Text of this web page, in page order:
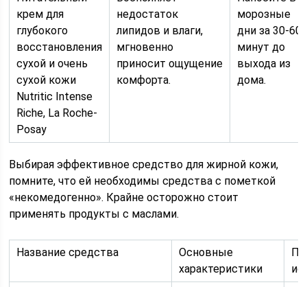
крем для
глубокого
восстановления
cухой и очень
сухой кожи
Nutritic Intense
Riche, La Roche-
Posay
недостаток
липидов и влаги,
мгновенно
приносит ощущение
комфорта.
морозные
дни за 30-60
минут до
выхода из
дома.
Выбирая эффективное средство для жирной кожи,
помните, что ей необходимы средства с пометкой
«некомедогенно». Крайне осторожно стоит
применять продукты с маслами.
Название средства
Основные
характеристики